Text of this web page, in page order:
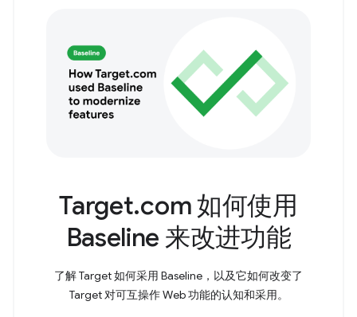
Target.com 如何使用
Baseline 来改进功能
了解 Target 如何采用 Baseline，以及它如何改变了
Target 对可互操作 Web 功能的认知和采用。